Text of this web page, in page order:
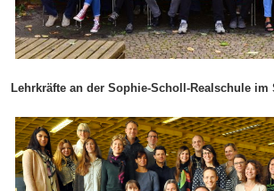
Lehrkräfte an der Sophie-Scholl-Realschule im